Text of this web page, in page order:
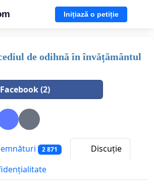
Inițiază o petiție
de odihnă în învățământul
(2)
2 871
Discuție